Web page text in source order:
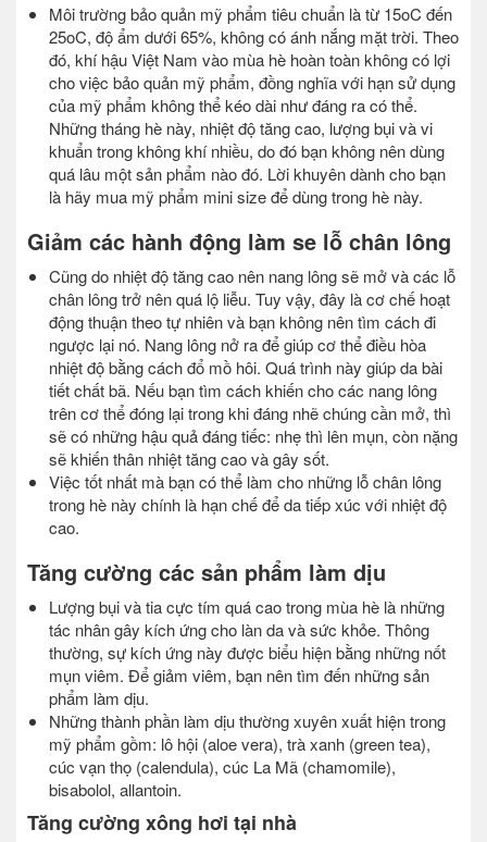
Môi trường bảo quản mỹ phẩm tiêu chuẩn là từ 15oC đến
25oC, độ ẩm dưới 65%, không có ánh nắng mặt trời. Theo
đó, khí hậu Việt Nam vào mùa hè hoàn toàn không có lợi
cho việc bảo quản mỹ phẩm, đồng nghĩa với hạn sử dụng
của mỹ phẩm không thể kéo dài như đáng ra có thể.
Những tháng hè này, nhiệt độ tăng cao, lượng bụi và vi
khuẩn trong không khí nhiều, do đó bạn không nên dùng
quá lâu một sản phẩm nào đó. Lời khuyên dành cho bạn
là hãy mua mỹ phẩm mini size để dùng trong hè này.
Giảm các hành động làm se lỗ chân lông
Cũng do nhiệt độ tăng cao nên nang lông sẽ mở và các lỗ
chân lông trở nên quá lộ liễu. Tuy vậy, đây là cơ chế hoạt
động thuận theo tự nhiên và bạn không nên tìm cách đi
ngược lại nó. Nang lông nở ra để giúp cơ thể điều hòa
nhiệt độ bằng cách đổ mồ hôi. Quá trình này giúp da bài
tiết chất bã. Nếu bạn tìm cách khiến cho các nang lông
trên cơ thể đóng lại trong khi đáng nhẽ chúng cần mở, thì
sẽ có những hậu quả đáng tiếc: nhẹ thì lên mụn, còn nặng
sẽ khiến thân nhiệt tăng cao và gây sốt.
Việc tốt nhất mà bạn có thể làm cho những lỗ chân lông
trong hè này chính là hạn chế để da tiếp xúc với nhiệt độ
cao.
Tăng cường các sản phẩm làm dịu
Lượng bụi và tia cực tím quá cao trong mùa hè là những
tác nhân gây kích ứng cho làn da và sức khỏe. Thông
thường, sự kích ứng này được biểu hiện bằng những nốt
mụn viêm. Để giảm viêm, bạn nên tìm đến những sản
phẩm làm dịu.
Những thành phần làm dịu thường xuyên xuất hiện trong
mỹ phẩm gồm: lô hội (aloe vera), trà xanh (green tea),
cúc vạn thọ (calendula), cúc La Mã (chamomile),
bisabolol, allantoin.
Tăng cường xông hơi tại nhà